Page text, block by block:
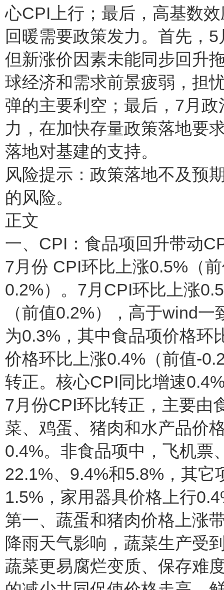
心CPI上行；最后，高基数
回暖需要政策发力。首先，
但新涨价因素未能同步回升
球经济和需求前景疲弱，担
弹的主要利空；最后，7月
力，在加快存量政策落地要
落地对基建的支持。
风险提示：政策落地不及预
的风险。
正文
一、CPI：食品项回升带动
7月份 CPI环比上涨0.5%（
0.2%）。7月CPI环比上涨
（前值0.2%），高于wind
为0.3%，其中食品项价格环
价格环比上涨0.4%（前值-
转正。核心CPI同比增速
7月份CPI环比转正，主要由
菜、鸡蛋、猪肉和水产品价
0.4%。非食品项中，飞机票
22.1%、9.4%和5.8%，其
1.5%，家用器具价格上行
第一、蔬蛋和猪肉价格上涨
降雨天气影响，蔬菜生产受
蔬菜更易腐烂变质、保存难